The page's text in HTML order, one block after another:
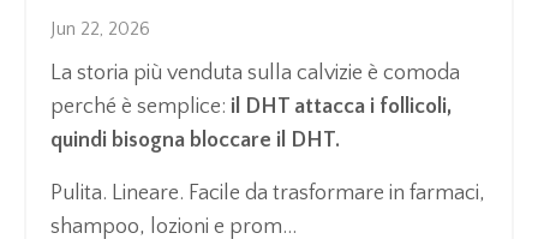
Jun 22, 2026
La storia più venduta sulla calvizie è comoda
perché è semplice: il DHT attacca i follicoli,
quindi bisogna bloccare il DHT.
Pulita. Lineare. Facile da trasformare in farmaci,
shampoo, lozioni e prom...